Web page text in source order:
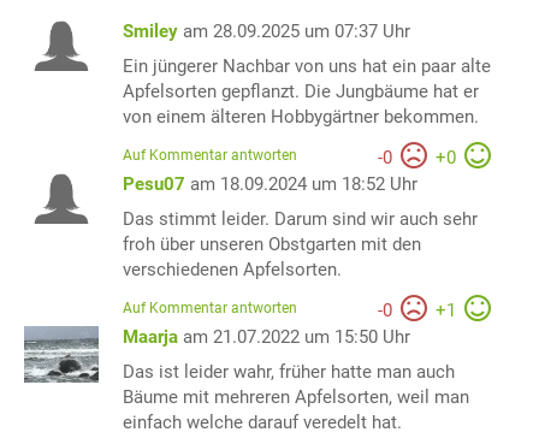
Smiley am 28.09.2025 um 07:37 Uhr
Ein jüngerer Nachbar von uns hat ein paar alte
Apfelsorten gepflanzt. Die Jungbäume hat er
von einem älteren Hobbygärtner bekommen.
-0 +0
Auf Kommentar antworten
Pesu07 am 18.09.2024 um 18:52 Uhr
Das stimmt leider. Darum sind wir auch sehr
froh über unseren Obstgarten mit den
verschiedenen Apfelsorten.
-0 +1
Auf Kommentar antworten
Maarja am 21.07.2022 um 15:50 Uhr
Das ist leider wahr, früher hatte man auch
Bäume mit mehreren Apfelsorten, weil man
einfach welche darauf veredelt hat.